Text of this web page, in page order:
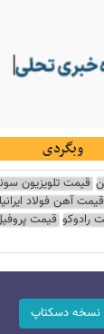
وبگردی
قیمت تلویزیون
قیمت آهن فولاد
رادوکو قیمت
نسخه دسکتاپ